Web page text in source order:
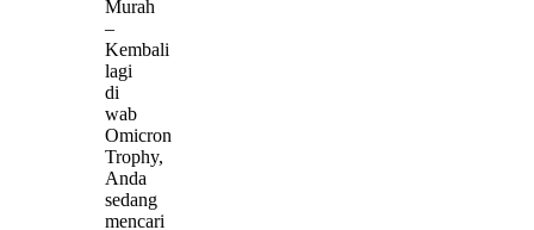
Murah
–
Kembali
lagi
di
wab
Omicron
Trophy,
Anda
sedang
mencari